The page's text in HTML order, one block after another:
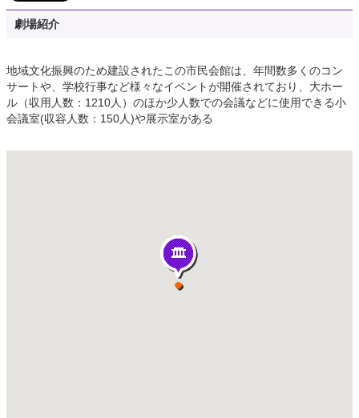
劇場紹介
地域文化振興のため建設されたこの市民会館は、年間数多くのコン
サートや、学校行事など様々なイベントが開催されており、大ホー
ル（収用人数：1210人）のほか少人数での会議などに使用できる小
会議室(収容人数：150人)や展示室がある